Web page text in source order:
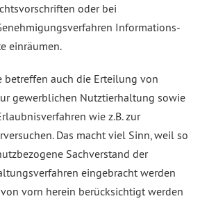
oder bei
Informations-
einräumen.
betreffen auch die Erteilung von
gewerblichen Nutztierhaltung sowie
wie z.B. zur
Das macht viel Sinn, weil so
Sachverstand der
eingebracht werden
vorn herein berücksichtigt werden